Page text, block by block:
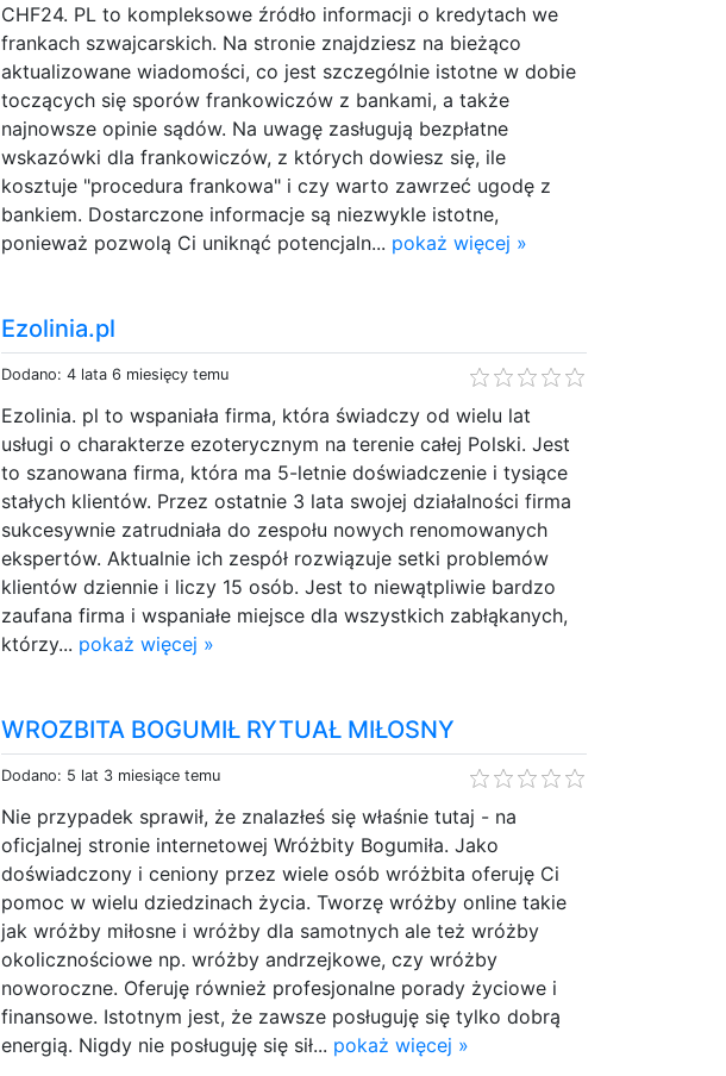
CHF24. PL to kompleksowe źródło informacji o kredytach we
frankach szwajcarskich. Na stronie znajdziesz na bieżąco
aktualizowane wiadomości, co jest szczególnie istotne w dobie
toczących się sporów frankowiczów z bankami, a także
najnowsze opinie sądów. Na uwagę zasługują bezpłatne
wskazówki dla frankowiczów, z których dowiesz się, ile
kosztuje "procedura frankowa" i czy warto zawrzeć ugodę z
bankiem. Dostarczone informacje są niezwykle istotne,
ponieważ pozwolą Ci uniknąć potencjaln... pokaż więcej »
Ezolinia.pl
Dodano: 4 lata 6 miesięcy temu
Ezolinia. pl to wspaniała firma, która świadczy od wielu lat
usługi o charakterze ezoterycznym na terenie całej Polski. Jest
to szanowana firma, która ma 5-letnie doświadczenie i tysiące
stałych klientów. Przez ostatnie 3 lata swojej działalności firma
sukcesywnie zatrudniała do zespołu nowych renomowanych
ekspertów. Aktualnie ich zespół rozwiązuje setki problemów
klientów dziennie i liczy 15 osób. Jest to niewątpliwie bardzo
zaufana firma i wspaniałe miejsce dla wszystkich zabłąkanych,
którzy... pokaż więcej »
WROZBITA BOGUMIŁ RYTUAŁ MIŁOSNY
Dodano: 5 lat 3 miesiące temu
Nie przypadek sprawił, że znalazłeś się właśnie tutaj - na
oficjalnej stronie internetowej Wróżbity Bogumiła. Jako
doświadczony i ceniony przez wiele osób wróżbita oferuję Ci
pomoc w wielu dziedzinach życia. Tworzę wróżby online takie
jak wróżby miłosne i wróżby dla samotnych ale też wróżby
okolicznościowe np. wróżby andrzejkowe, czy wróżby
noworoczne. Oferuję również profesjonalne porady życiowe i
finansowe. Istotnym jest, że zawsze posługuję się tylko dobrą
energią. Nigdy nie posługuję się sił... pokaż więcej »